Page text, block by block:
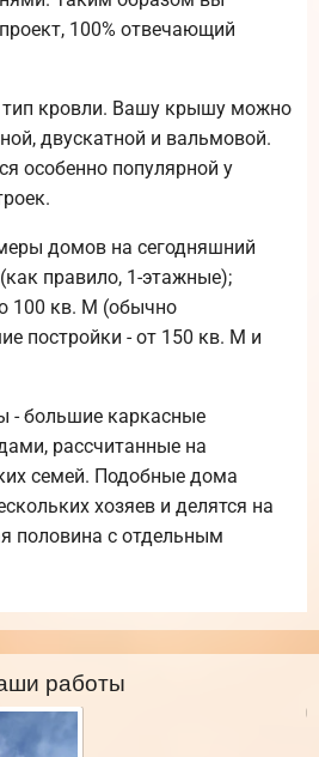
100% отвечающий
кровли. Вашу крышу можно
двускатной и вальмовой.
особенно популярной у
домов на сегодняшний
правило, 1-этажные);
100 кв. М (обычно
постройки - от 150 кв. М и
- большие каркасные
рассчитанные на
семей. Подобные дома
хозяев и делятся на
половина с отдельным
работы